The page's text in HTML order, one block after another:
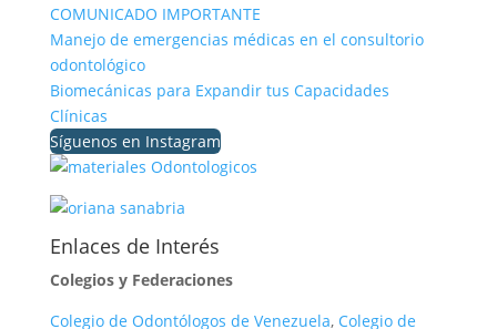
COMUNICADO IMPORTANTE
Manejo de emergencias médicas en el consultorio
odontológico
Biomecánicas para Expandir tus Capacidades
Clínicas
Síguenos en Instagram
Enlaces de Interés
Colegios y Federaciones
Colegio de Odontólogos de Venezuela, Colegio de